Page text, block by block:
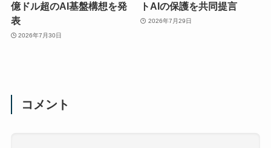
億ドル超のAI基盤構想を発
表
2026年7月30日
トAIの保護を共同提言
2026年7月29日
コメント